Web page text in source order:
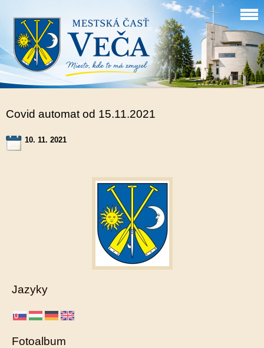
Covid automat od 15.11.2021
10. 11. 2021
Jazyky
Fotoalbum